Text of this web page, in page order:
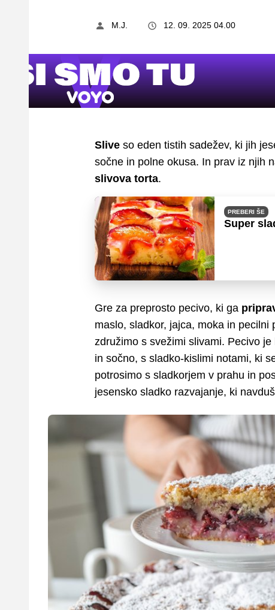
M.J. 12. 09. 2025 04.00
Slive so eden tistih sadežev, ki jih
sočne in polne okusa. In prav iz njih
slivova torta.
PREBERI ŠE
Super
Gre za preprosto pecivo, ki ga
maslo, sladkor, jajca, moka in
združimo s svežimi slivami. Pecivo je
in sočno, s sladko-kislimi notami, ki
potrosimo s sladkorjem v prahu in
jesensko sladko razvajanje, ki